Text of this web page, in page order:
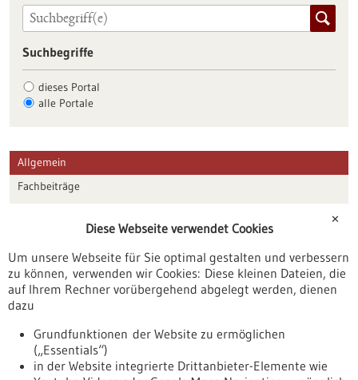
Suchbegriffe
dieses Portal
alle Portale
Allgemein
Fachbeiträge
Veranstaltungen
Erscheinungsdatum
✕
Diese Webseite verwendet Cookies
Um unsere Webseite für Sie optimal gestalten und verbessern
zu können, verwenden wir Cookies: Diese kleinen Dateien, die
auf Ihrem Rechner vorübergehend abgelegt werden, dienen
dazu
Grundfunktionen der Website zu ermöglichen
(„Essentials“)
in der Website integrierte Drittanbieter-Elemente wie